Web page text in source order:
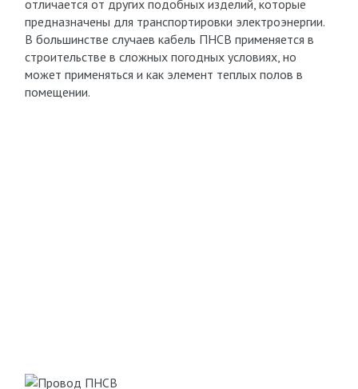
отличается от других подобных изделий, которые
предназначены для транспортировки электроэнергии.
В большинстве случаев кабель ПНСВ применяется в
строительстве в сложных погодных условиях, но
может применяться и как элемент теплых полов в
помещении.